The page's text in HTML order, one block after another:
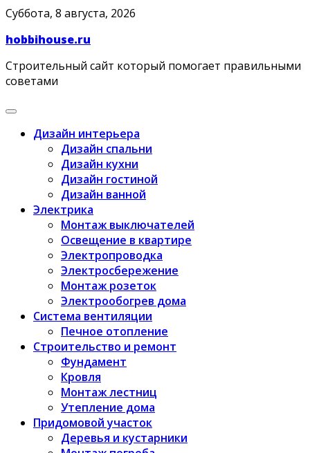
Skip
content
Суббота, 8 августа, 2026
hobbihouse.ru
Строительный сайт который помогает правильными
советами
Дизайн интерьера
Дизайн спальни
Дизайн кухни
Дизайн гостиной
Дизайн ванной
Электрика
Монтаж выключателей
Освещение в квартире
Электропроводка
Электросбережение
Монтаж розеток
Электрообогрев дома
Система вентиляции
Печное отопление
Строительство и ремонт
Фундамент
Кровля
Монтаж лестниц
Утепление дома
Придомовой участок
Деревья и кустарники